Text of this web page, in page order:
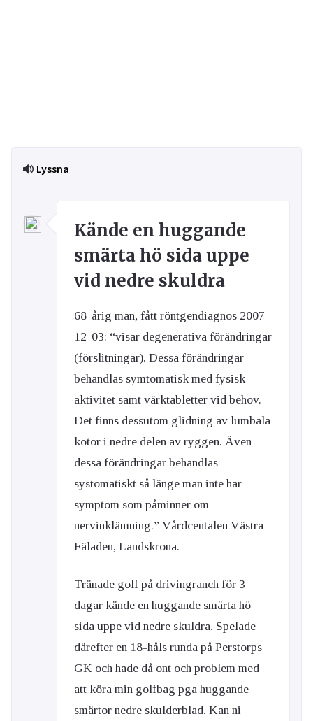
Lyssna
Kände en huggande
smärta hö sida uppe
vid nedre skuldra
68-årig man, fått röntgendiagnos 2007-
12-03: “visar degenerativa förändringar
(förslitningar). Dessa förändringar
behandlas symtomatisk med fysisk
aktivitet samt värktabletter vid behov.
Det finns dessutom glidning av lumbala
kotor i nedre delen av ryggen. Även
dessa förändringar behandlas
systomatiskt så länge man inte har
symptom som påminner om
nervinklämning.” Vårdcentalen Västra
Fäladen, Landskrona.
Tränade golf på drivingranch för 3
dagar kände en huggande smärta hö
sida uppe vid nedre skuldra. Spelade
därefter en 18-håls runda på Perstorps
GK och hade då ont och problem med
att köra min golfbag pga huggande
smärtor nedre skulderblad. Kan ni